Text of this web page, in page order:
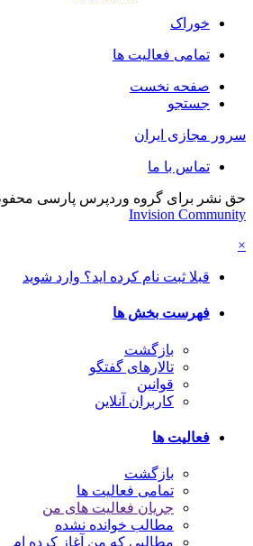
خوراک
تمامی فعالیت ها
صفحه نخست
جستجو
سرور مجازی ایران
تماس با ما
حق نشر برای گروه وردپرس پارسی
Invision Community
×
قبلا ثبت نام کرده اید؟ وارد شوید
فهرست بخش ها
بازگشت
تالارهای گفتگو
قوانین
کاربران آنلاین
فعالیت ها
بازگشت
تمامی فعالیت ها
جریان فعالیت های من
مطالب خوانده نشده
مطالبی که من آغاز کرده ام